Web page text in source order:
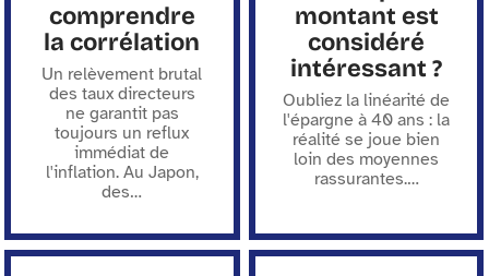
comprendre
la corrélation
Un relèvement brutal
des taux directeurs
ne garantit pas
toujours un reflux
immédiat de
l'inflation. Au Japon,
des…
montant est
considéré
intéressant ?
Oubliez la linéarité de
l'épargne à 40 ans : la
réalité se joue bien
loin des moyennes
rassurantes.…